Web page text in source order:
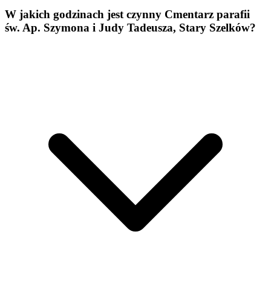
W jakich godzinach jest czynny Cmentarz parafii
św. Ap. Szymona i Judy Tadeusza, Stary Szelków?